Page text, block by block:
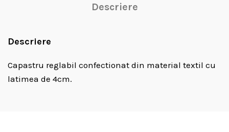
Descriere
Descriere
Capastru reglabil confectionat din material textil cu
latimea de 4cm.